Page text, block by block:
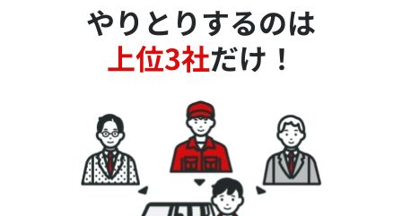
やりとりするのは
上位3社だけ！